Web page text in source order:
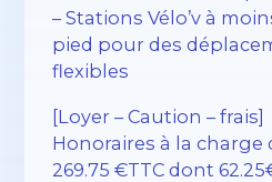
– Stations Vélo’v à
pied pour des
flexibles
[Loyer – Caution – frais]
Honoraires à la charge
269.75 €TTC dont